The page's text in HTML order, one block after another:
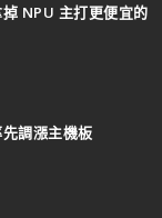
NPU 主打更便宜的
調漲主機板